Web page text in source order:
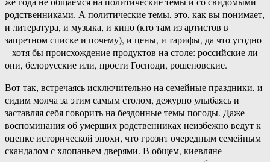
родственниками. А политические темы, это, как вы понимает,
и литература, и музыка, и кино (кто там из артистов в
запретном списке и почему), и цены, и тарифы, да что угодно
– хотя бы происхождение продуктов на столе: российские ли
они, белорусские или, прости Господи, рошеновские.
Вот так, встречаясь исключительно на семейные праздники, и
сидим молча за этим самым столом, дежурно улыбаясь и
заставляя себя говорить на бездонные темы погоды. Даже
воспоминания об умерших родственниках неизбежно ведут к
оценке исторической эпохи, что грозит очередным семейным
скандалом с хлопаньем дверями. В общем, киевляне